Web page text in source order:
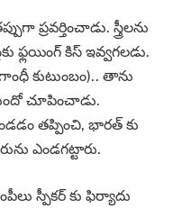
ప్రవర్తించాడు. స్త్రీలను
ఫ్లయింగ్ కిస్ ఇవ్వగలడు.
కుటుంబం).. తాను
చూపించాడు.
తప్పించి, భారత్ కు
ఎండగట్టారు.
స్పీకర్ కు ఫిర్యాదు